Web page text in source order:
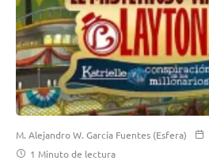
M. Alejandro W. García Fuentes (Esfera)
1 Minuto de lectura